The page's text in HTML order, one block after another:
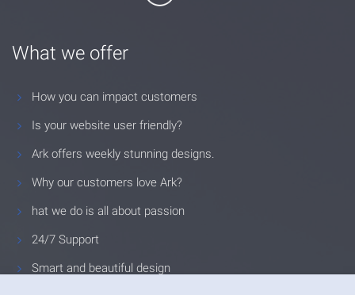
What we offer
How you can impact customers
Is your website user friendly?
Ark offers weekly stunning designs.
Why our customers love Ark?
hat we do is all about passion
24/7 Support
Smart and beautiful design